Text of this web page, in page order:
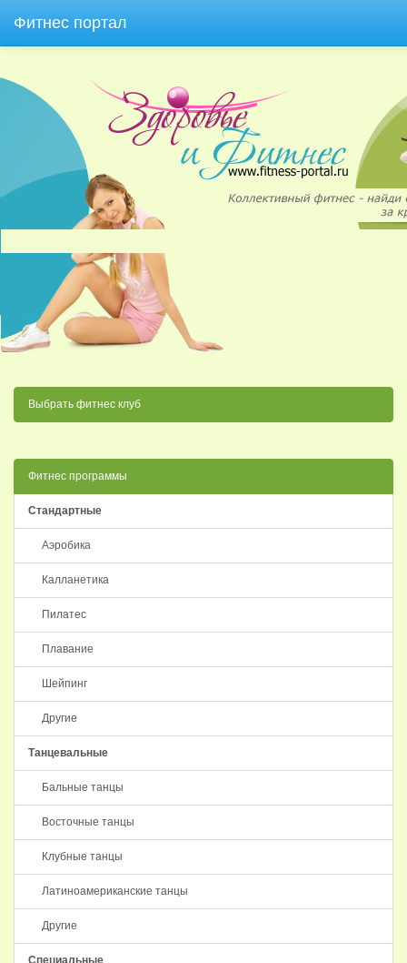
Фитнес портал
Выбрать фитнес клуб
Фитнес программы
Стандартные
Аэробика
Калланетика
Пилатес
Плавание
Шейпинг
Другие
Танцевальные
Бальные танцы
Восточные танцы
Клубные танцы
Латиноамериканские танцы
Другие
Специальные